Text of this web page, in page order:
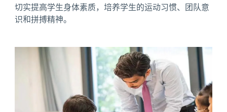
切实提高学生身体素质，培养学生的运动习惯、团队意
识和拼搏精神。
News image